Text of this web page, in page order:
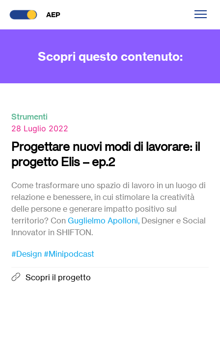
AEP
Scopri questo contenuto:
Strumenti
28 Luglio 2022
Progettare nuovi modi di lavorare: il
progetto Elis – ep.2
Come trasformare uno spazio di lavoro in un luogo di
relazione e benessere, in cui stimolare la creatività
delle persone e generare impatto positivo sul
territorio? Con Guglielmo Apolloni, Designer e Social
Innovator in SHIFTON.
#Design #Minipodcast
Scopri il progetto